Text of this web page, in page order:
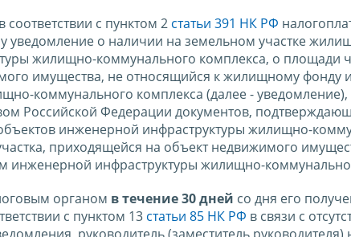
с пунктом 2 статьи 391 НК РФ
уведомление о наличии на земельном участке
жилищно-коммунального комплекса, о площади
имущества, не относящийся к жилищному фонду
коммунального комплекса (далее -
Российской Федерации документов,
инженерной инфраструктуры жилищно-
приходящейся на объект недвижимого
инженерной инфраструктуры жилищно-
органом в течение 30 дней со дня его
с пунктом 13 статьи 85 НК РФ в связи с